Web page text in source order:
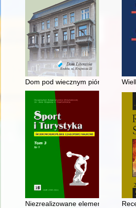
Dom pod wiecznym piórem :
Niezrealizowane elementy